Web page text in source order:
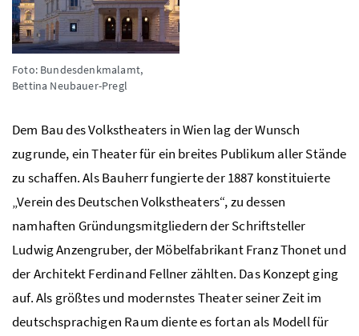
Foto: Bundesdenkmalamt,
Bettina Neubauer-Pregl
Dem Bau des Volkstheaters in Wien lag der Wunsch
zugrunde, ein Theater für ein breites Publikum aller Stände
zu schaffen. Als Bauherr fungierte der 1887 konstituierte
„Verein des Deutschen Volkstheaters“, zu dessen
namhaften Gründungsmitgliedern der Schriftsteller
Ludwig Anzengruber, der Möbelfabrikant Franz Thonet und
der Architekt Ferdinand Fellner zählten. Das Konzept ging
auf. Als größtes und modernstes Theater seiner Zeit im
deutschsprachigen Raum diente es fortan als Modell für